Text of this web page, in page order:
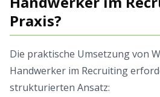
Praxis?
Die praktische Umsetzung von
Handwerker im Recruiting
strukturierten Ansatz: